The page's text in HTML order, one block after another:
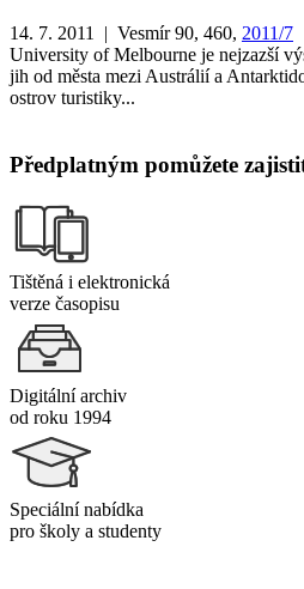
14. 7. 2011 | Vesmír 90, 460, 2011/7
University of Melbourne je nejzazší
jih od města mezi Austrálií a
ostrov turistiky...
Předplatným pomůžete
Tištěná i elektronická
verze časopisu
Digitální archiv
od roku 1994
Speciální nabídka
pro školy a studenty